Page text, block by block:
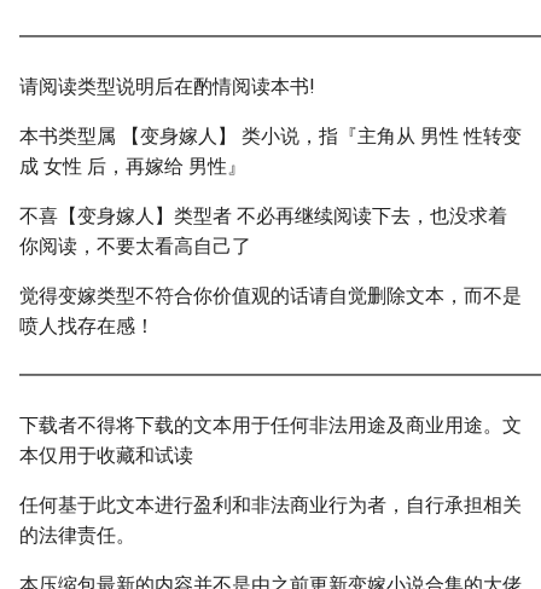
请阅读类型说明后在酌情阅读本书!
本书类型属 【变身嫁人】 类小说，指『主角从 男性 性转变
成 女性 后，再嫁给 男性』
不喜【变身嫁人】类型者 不必再继续阅读下去，也没求着
你阅读，不要太看高自己了
觉得变嫁类型不符合你价值观的话请自觉删除文本，而不是
喷人找存在感！
下载者不得将下载的文本用于任何非法用途及商业用途。文
本仅用于收藏和试读
任何基于此文本进行盈利和非法商业行为者，自行承担相关
的法律责任。